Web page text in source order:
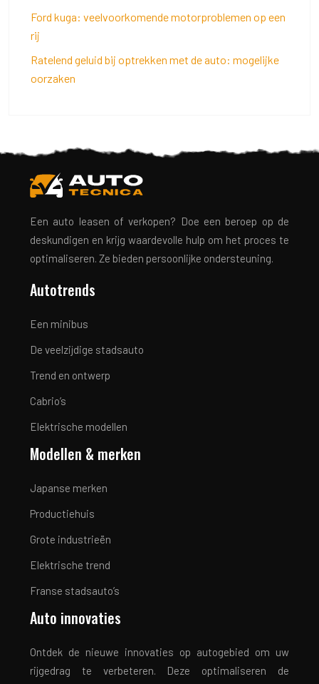
Ford kuga: veelvoorkomende motorproblemen op een
rij
Ratelend geluid bij optrekken met de auto: mogelijke
oorzaken
Een auto leasen of verkopen? Doe een beroep op de
deskundigen en krijg waardevolle hulp om het proces te
optimaliseren. Ze bieden persoonlijke ondersteuning.
Autotrends
Een minibus
De veelzijdige stadsauto
Trend en ontwerp
Cabrio’s
Elektrische modellen
Modellen & merken
Japanse merken
Productiehuis
Grote industrieën
Elektrische trend
Franse stadsauto’s
Auto innovaties
Ontdek de nieuwe innovaties op autogebied om uw
rijgedrag te verbeteren. Deze optimaliseren de